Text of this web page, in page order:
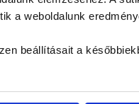
a weboldalunk
beállításait a
kolléga,
leküzdött félelem